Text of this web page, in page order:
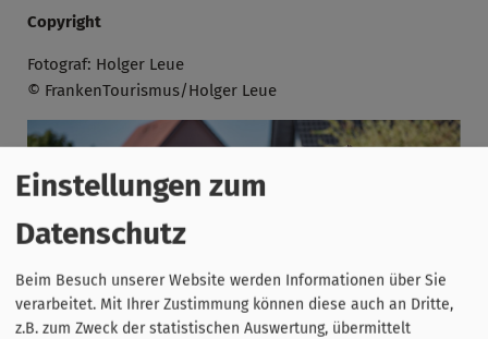
Copyright
Fotograf: Holger Leue
© FrankenTourismus/Holger Leue
Einstellungen zum
Datenschutz
Beim Besuch unserer Website werden Informationen über Sie
verarbeitet. Mit Ihrer Zustimmung können diese auch an Dritte,
z.B. zum Zweck der statistischen Auswertung, übermittelt